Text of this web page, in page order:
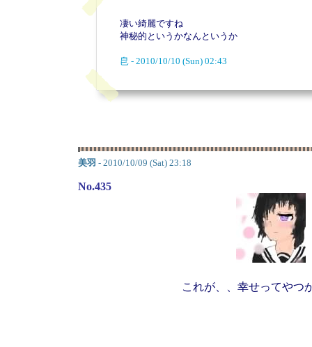
凄い綺麗ですね
神秘的というかなんというか
皀 - 2010/10/10 (Sun) 02:43
美羽 - 2010/10/09 (Sat) 23:18
No.435
これが、、幸せってやつ